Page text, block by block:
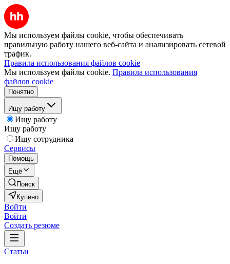
Мы используем файлы cookie, чтобы обеспечивать
правильную работу нашего веб-сайта и анализировать сетевой
трафик.
Правила использования файлов cookie
Мы используем файлы cookie. Правила использования
файлов cookie
Понятно
Ищу работу
Ищу работу
Ищу работу
Ищу сотрудника
Сервисы
Помощь
Ещё
Поиск
Купино
Войти
Войти
Создать резюме
Статьи